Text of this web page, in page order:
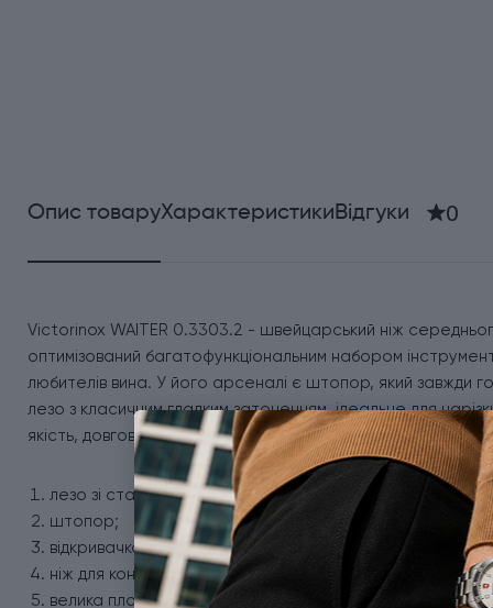
Опис товаруХарактеристикиВідгуки 0
Victorinox WAITER 0.3303.2 - швейцарський ніж
оптимізований багатофункціональним набором
любителів вина. У його арсеналі є штопор, який завжди
лезо з класичним гладким заточенням, ідеальне для
якість, довговічну роботу та відсутність люфту. Ніж
лезо зі сталі;
штопор;
відкривачка;
ніж для консервів;
велика плоска викрутка;